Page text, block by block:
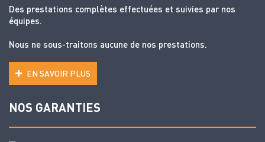
Des prestations complètes effectuées et suivies par nos
équipes.
Nous ne sous-traitons aucune de nos prestations.
EN SAVOIR PLUS
NOS GARANTIES